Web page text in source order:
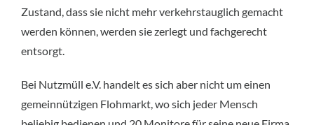
Zustand, dass sie nicht mehr verkehrstauglich gemacht
werden können, werden sie zerlegt und fachgerecht
entsorgt.
Bei Nutzmüll e.V. handelt es sich aber nicht um einen
gemeinnützigen Flohmarkt, wo sich jeder Mensch